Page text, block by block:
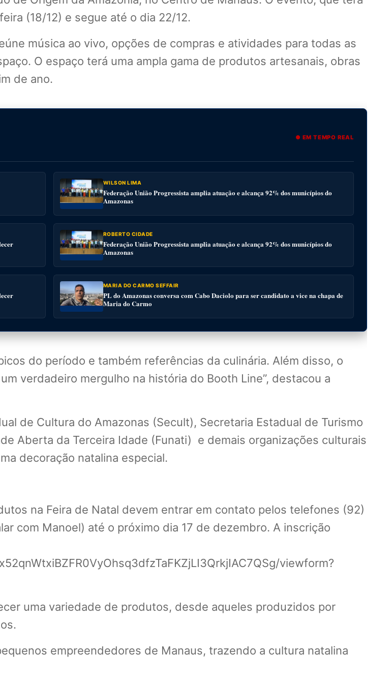
(18/12) e segue até o dia 22/12.
música ao vivo, opções de compras e atividades para todas as
O espaço terá uma ampla gama de produtos artesanais, obras
de ano.
● EM TEMPO REAL
WILSON LIMA
Federação União Progressista amplia atuação e alcança 92% dos municípios do
Amazonas
ROBERTO CIDADE
Federação União Progressista amplia atuação e alcança 92% dos municípios do
Amazonas
MARIA DO CARMO SEFFAIR
PL do Amazonas conversa com Cabo Daciolo para ser candidato a vice na chapa de
Maria do Carmo
do período e também referências da culinária. Além disso, o
verdadeiro mergulho na história do Booth Line”, destacou a
de Cultura do Amazonas (Secult), Secretaria Estadual de Turismo
Aberta da Terceira Idade (Funati) e demais organizações culturais
decoração natalina especial.
na Feira de Natal devem entrar em contato pelos telefones (92)
com Manoel) até o próximo dia 17 de dezembro. A inscrição
viewform?
uma variedade de produtos, desde aqueles produzidos por
empreendedores de Manaus, trazendo a cultura natalina